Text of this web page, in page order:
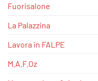
Fuorisalone
La Palazzina
Lavora in FALPE
M.A.F.Oz